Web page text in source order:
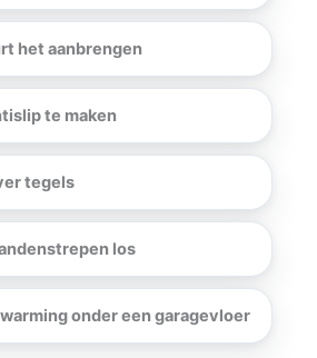
het aanbrengen
te maken
tegels
los
onder een garagevloer